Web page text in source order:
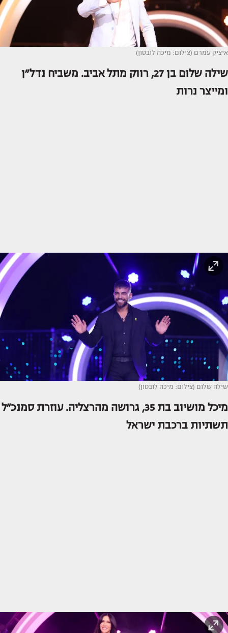
איציק עמרם (צילום: מיכה לובטון)
שילה שלום בן 27, רווק מתל אביב. משביח נדל״ן
ומייצר נרות
שילה שלום (צילום: מיכה לובטון)
מיכל מושיוב בת 35, גרושה מהרצליה. עוזרת סמנכ״ל
תשתיות ברכבת ישראל